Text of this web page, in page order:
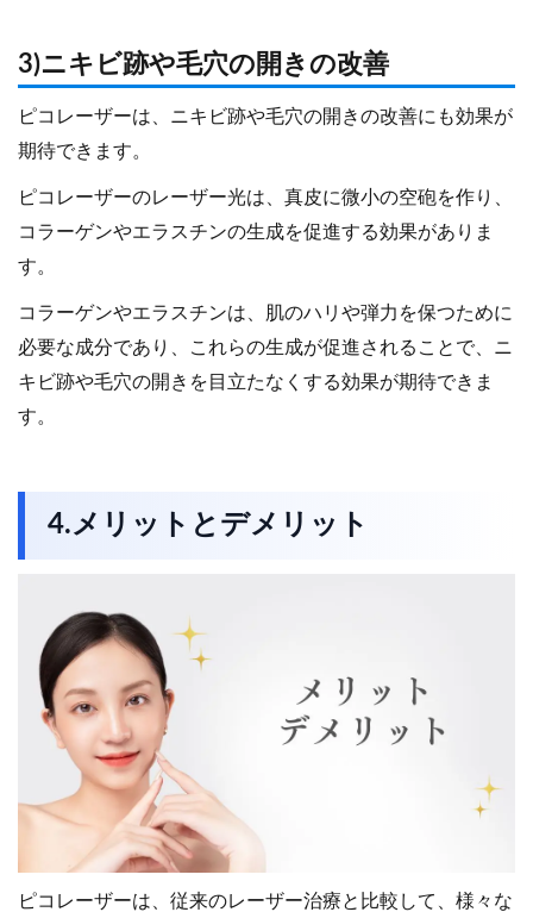
3)ニキビ跡や毛穴の開きの改善
ピコレーザーは、ニキビ跡や毛穴の開きの改善にも効果が
期待できます。
ピコレーザーのレーザー光は、真皮に微小の空砲を作り、
コラーゲンやエラスチンの生成を促進する効果がありま
す。
コラーゲンやエラスチンは、肌のハリや弾力を保つために
必要な成分であり、これらの生成が促進されることで、ニ
キビ跡や毛穴の開きを目立たなくする効果が期待できま
す。
4.メリットとデメリット
ピコレーザーは、従来のレーザー治療と比較して、様々な